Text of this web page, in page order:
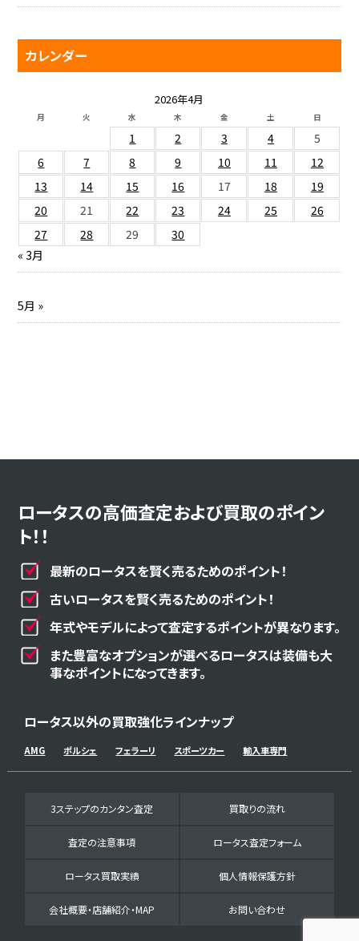
カレンダー
2026年4月
月 火 水 木 金 土 日
1 2 3 4
5
6
7 8 9 10 11
12
13
14 15 16 17 18
19
20
21 22 23 24 25
26
27
28 29
30
« 3月
5月 »
ロータスの高価査定および買取のポイン
ト！！
最新のロータスを賢く売るためのポイント！
古いロータスを賢く売るためのポイント！
年式やモデルによって査定するポイントが異なります。
また豊富なオプションが選べるロータスは装備も大
事なポイントになってきます。
ロータス以外の買取強化ラインナップ
AMG ポルシェ フェラーリ スポーツカー 輸入車専門
3ステップのカンタン査定 買取りの流れ
査定の注意事項 ロータス査定フォーム
ロータス買取実績 個人情報保護方針
会社概要・店舗紹介・MAP お問い合わせ